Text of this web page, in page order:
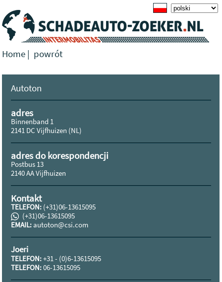
Home | powrót
Autoton
adres
Binnenband 1
2141 DC Vijfhuizen (NL)
adres do korespondencji
Postbus 13
2140 AA Vijfhuizen
Kontakt
TELEFON: (+31)06-13615095
(+31)06-13615095
EMAIL:autoton@csi.com
Joeri
TELEFON:+31 - (0)6-13615095
TELEFON:06-13615095